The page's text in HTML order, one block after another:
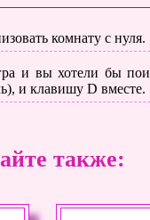
комнату с нуля.
и вы хотели бы
и клавишу D вместе.
также: